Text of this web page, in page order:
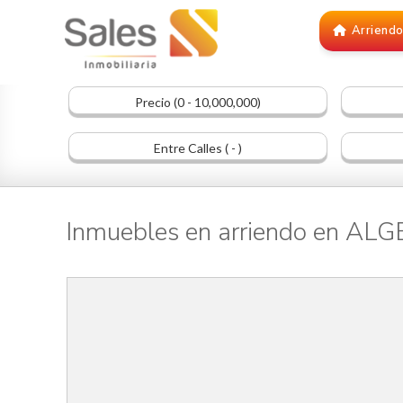
Arriendo
Precio (0 - 10,000,000)
Entre Calles ( - )
Inmuebles en arriendo en